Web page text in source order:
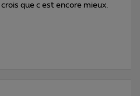
que c est encore mieux.